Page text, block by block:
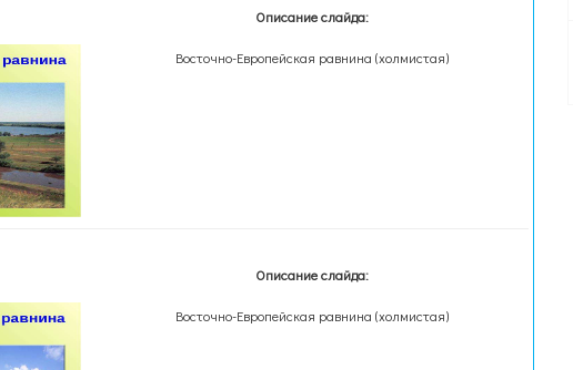
Описание слайда:
Восточно-Европейская равнина (холмистая)
Описание слайда:
Восточно-Европейская равнина (холмистая)